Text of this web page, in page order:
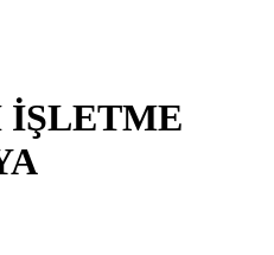
İŞLETME